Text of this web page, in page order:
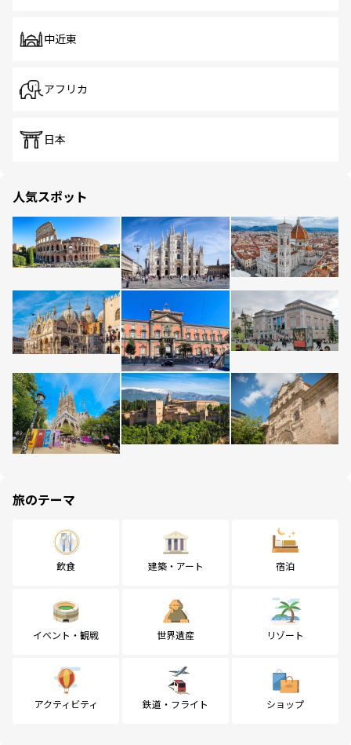
中近東
アフリカ
日本
人気スポット
旅のテーマ
飲食 建築・アート 宿泊
イベント・観戦 世界遺産 リゾート
アクティビティ 鉄道・フライト ショップ